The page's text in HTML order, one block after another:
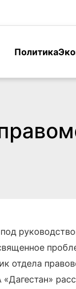
Политика
под
отдела